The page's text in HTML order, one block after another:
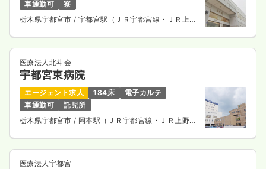
車通勤可
寮
栃木県宇都宮市 / 宇都宮駅（ＪＲ宇都宮線・ＪＲ上野
医療法人北斗会
宇都宮東病院
エージェント求人 184床
電子カルテ
車通勤可
託児所
栃木県宇都宮市 / 岡本駅（ＪＲ宇都宮線・ＪＲ上野東
医療法人宇都宮